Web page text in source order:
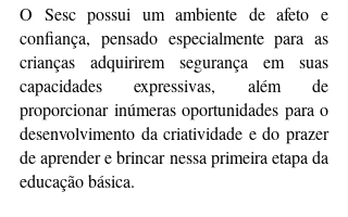
O Sesc possui um ambiente de afeto e
confiança, pensado especialmente para as
crianças adquirirem segurança em suas
capacidades expressivas, além de
proporcionar inúmeras oportunidades para o
desenvolvimento da criatividade e do prazer
de aprender e brincar nessa primeira etapa da
educação básica.